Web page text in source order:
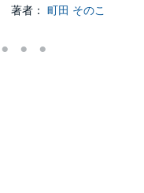
著者：町田 そのこ